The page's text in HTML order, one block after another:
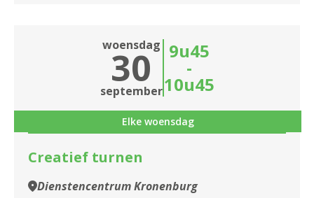
woensdag
30
september
9u45
-
10u45
Elke woensdag
Creatief turnen
Dienstencentrum Kronenburg